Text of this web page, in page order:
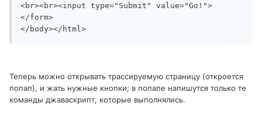
<br><br><input type="Submit" value="Go!">
</form>
</body></html>
Теперь можно открывать трассируемую страницу (откроется
попап), и жать нужные кнопки; в попапе напишутся только те
команды джаваскрипт, которые выполнялись.